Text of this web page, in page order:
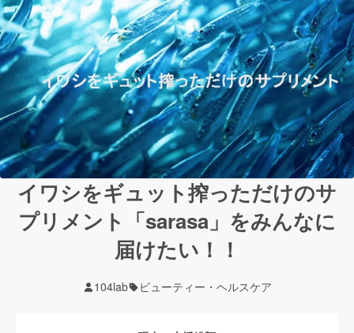
イワシをギュット搾っただけのサ
プリメント「sarasa」をみんなに
届けたい！！
104lab ビューティー・ヘルスケア